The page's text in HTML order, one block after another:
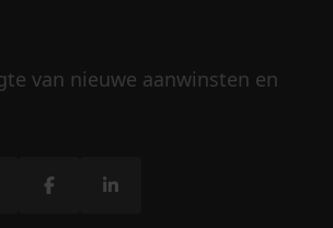
van nieuwe aanwinsten en